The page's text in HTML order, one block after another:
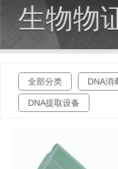
生物物
全部分类 DNA消
DNA提取设备